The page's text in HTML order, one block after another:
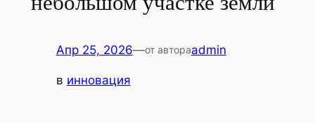
Апр 25, 2026—от автораadmin
в инновация